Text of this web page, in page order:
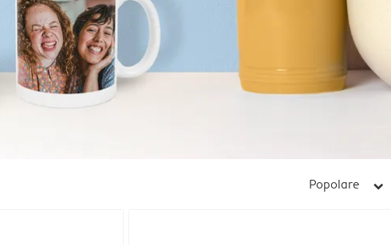
Popolare arrow_right